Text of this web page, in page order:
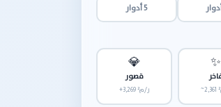
5 أدوار
✨
💎
قصور
+3,269 ر/م²